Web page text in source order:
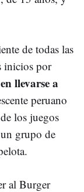
de todas las
inicios por
llevarse a
peruano
los juegos
grupo de
al Burger